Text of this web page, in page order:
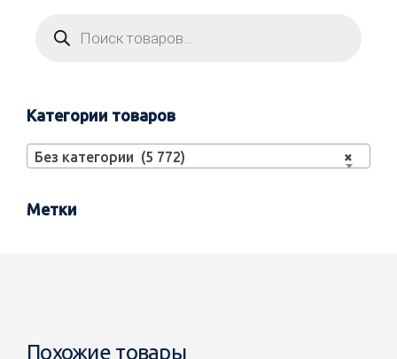
Категории товаров
×
Без категории (5 772)
Метки
Похожие товары